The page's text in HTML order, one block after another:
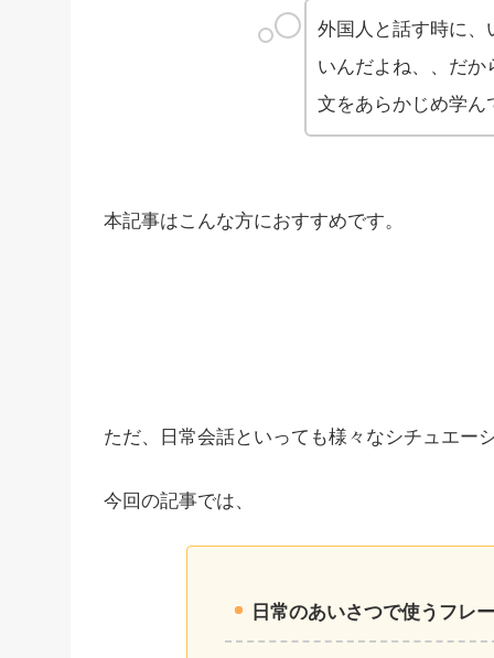
外国人と話す時に、
いんだよね、、だ
文をあらかじめ学ん
本記事はこんな方におすすめです。
ただ、日常会話といっても様々なシチュエー
今回の記事では、
日常のあいさつで使うフレ